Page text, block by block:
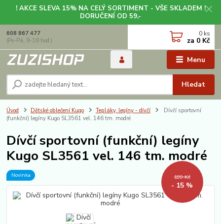
! AKCE SLEVA 15% NA CELÝ SORTIMENT - VŠE SKLADEM !
DORUČENÍ OD 59,-
Menu
Hledat
608 867 477
(Po-Pá, 9-18 hod.)
0 ks
za 0 Kč
Úvod Dětské oblečení Kugo Tepláky, legíny - dívčí
Dívčí sportovní
(funkční) legíny Kugo SL3561 vel. 146 tm. modré
Dívčí sportovní (funkční) legíny
Kugo SL3561 vel. 146 tm. modré
Novinka 199 Kč
- 15 %